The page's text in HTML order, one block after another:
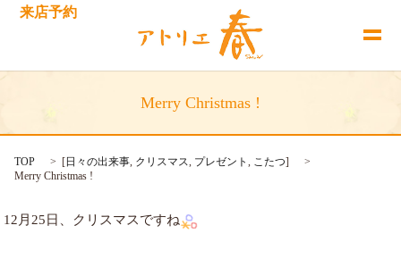
来店予約
Merry Christmas !
TOP [日々の出来事 クリスマス プレゼント こたつ]
Merry Christmas !
12月25日、クリスマスですね